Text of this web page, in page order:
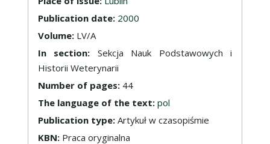
Publication date: 2000
Volume: LV/A
In section: Sekcja Nauk Podstawowych i
Historii Weterynarii
Number of pages: 44
The language of the text: pol
Publication type: Artykuł w czasopiśmie
KBN: Praca oryginalna